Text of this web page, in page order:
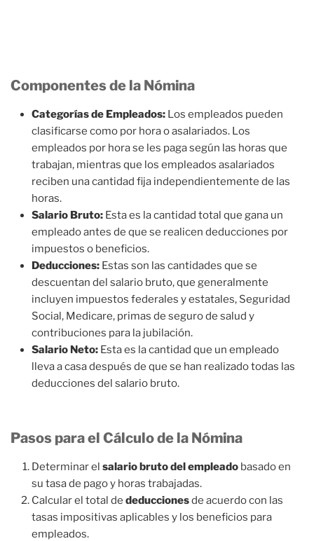
Componentes de la Nómina
Categorías de Empleados: Los empleados pueden
clasificarse como por hora o asalariados. Los
empleados por hora se les paga según las horas que
trabajan, mientras que los empleados asalariados
reciben una cantidad fija independientemente de las
horas.
Salario Bruto: Esta es la cantidad total que gana un
empleado antes de que se realicen deducciones por
impuestos o beneficios.
Deducciones: Estas son las cantidades que se
descuentan del salario bruto, que generalmente
incluyen impuestos federales y estatales, Seguridad
Social, Medicare, primas de seguro de salud y
contribuciones para la jubilación.
Salario Neto: Esta es la cantidad que un empleado
lleva a casa después de que se han realizado todas las
deducciones del salario bruto.
Pasos para el Cálculo de la Nómina
Determinar el salario bruto del empleado basado en
su tasa de pago y horas trabajadas.
Calcular el total de deduccionesde acuerdo con las
tasas impositivas aplicables y los beneficios para
empleados.